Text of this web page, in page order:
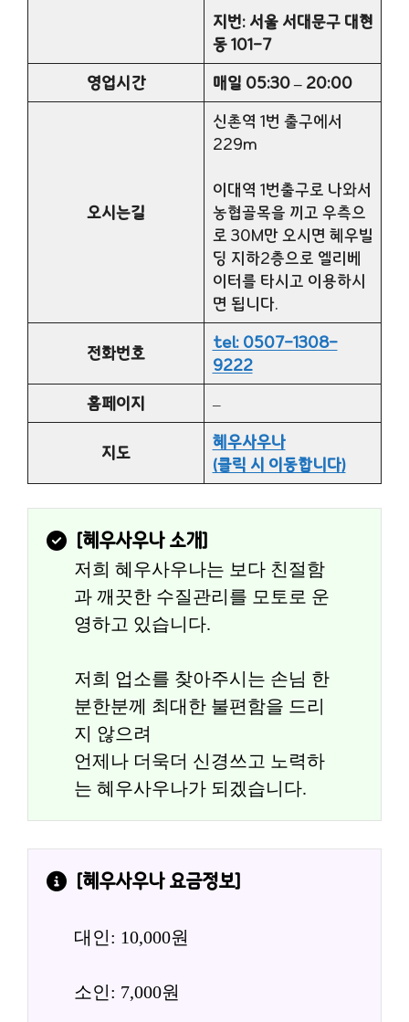
지번: 서울 서대문구 대현
동 101-7
영업시간
매일 05:30 – 20:00
오시는길
신촌역 1번 출구에서
229m
이대역 1번출구로 나와서
농협골목을 끼고 우측으
로 30M만 오시면 혜우빌
딩 지하2층으로 엘리베
이터를 타시고 이용하시
면 됩니다.
전화번호
tel: 0507-1308-
9222
홈페이지
–
지도
혜우사우나
(클릭 시 이동합니다)
[혜우사우나 소개]
저희 혜우사우나는 보다 친절함
과 깨끗한 수질관리를 모토로 운
영하고 있습니다.
저희 업소를 찾아주시는 손님 한
분한분께 최대한 불편함을 드리
지 않으려
언제나 더욱더 신경쓰고 노력하
는 혜우사우나가 되겠습니다.
[혜우사우나 요금정보]
대인: 10,000원
소인: 7,000원